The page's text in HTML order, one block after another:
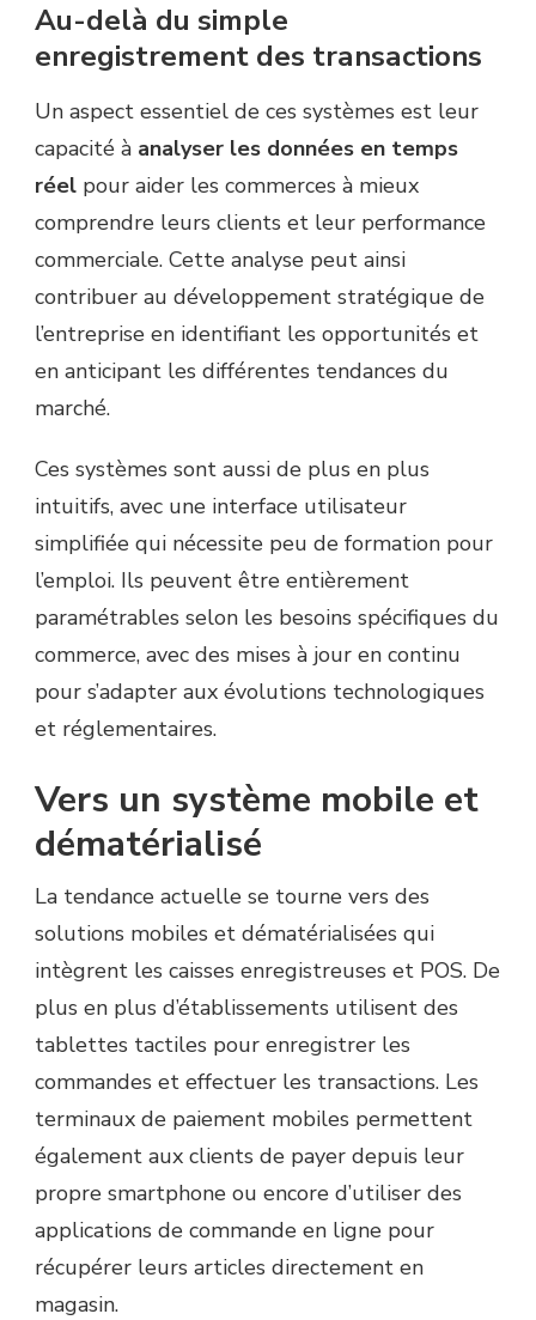
Au-delà du simple
enregistrement des transactions
Un aspect essentiel de ces systèmes est leur
capacité à analyser les données en temps
réel pour aider les commerces à mieux
comprendre leurs clients et leur performance
commerciale. Cette analyse peut ainsi
contribuer au développement stratégique de
l’entreprise en identifiant les opportunités et
en anticipant les différentes tendances du
marché.
Ces systèmes sont aussi de plus en plus
intuitifs, avec une interface utilisateur
simplifiée qui nécessite peu de formation pour
l’emploi. Ils peuvent être entièrement
paramétrables selon les besoins spécifiques du
commerce, avec des mises à jour en continu
pour s’adapter aux évolutions technologiques
et réglementaires.
Vers un système mobile et
dématérialisé
La tendance actuelle se tourne vers des
solutions mobiles et dématérialisées qui
intègrent les caisses enregistreuses et POS. De
plus en plus d’établissements utilisent des
tablettes tactiles pour enregistrer les
commandes et effectuer les transactions. Les
terminaux de paiement mobiles permettent
également aux clients de payer depuis leur
propre smartphone ou encore d’utiliser des
applications de commande en ligne pour
récupérer leurs articles directement en
magasin.